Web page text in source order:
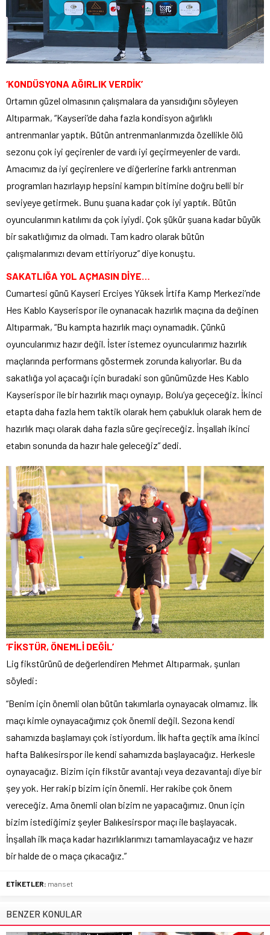
‘KONDÜSYONA AĞIRLIK VERDİK’
Ortamın güzel olmasının çalışmalara da yansıdığını söyleyen
Altıparmak, “Kayseri’de daha fazla kondisyon ağırlıklı
antrenmanlar yaptık. Bütün antrenmanlarımızda özellikle ölü
sezonu çok iyi geçirenler de vardı iyi geçirmeyenler de vardı.
Amacımız da iyi geçirenlere ve diğerlerine farklı antrenman
programları hazırlayıp hepsini kampın bitimine doğru belli bir
seviyeye getirmek. Bunu şuana kadar çok iyi yaptık. Bütün
oyuncularımın katılımı da çok iyiydi. Çok şükür şuana kadar büyük
bir sakatlığımız da olmadı. Tam kadro olarak bütün
çalışmalarımızı devam ettiriyoruz” diye konuştu.
SAKATLIĞA YOL AÇMASIN DİYE…
Cumartesi günü Kayseri Erciyes Yüksek İrtifa Kamp Merkezi’nde
Hes Kablo Kayserispor ile oynanacak hazırlık maçına da değinen
Altıparmak, “Bu kampta hazırlık maçı oynamadık. Çünkü
oyuncularımız hazır değil. İster istemez oyuncularımız hazırlık
maçlarında performans göstermek zorunda kalıyorlar. Bu da
sakatlığa yol açacağı için buradaki son günümüzde Hes Kablo
Kayserispor ile bir hazırlık maçı oynayıp, Bolu’ya geçeceğiz. İkinci
etapta daha fazla hem taktik olarak hem çabukluk olarak hem de
hazırlık maçı olarak daha fazla süre geçireceğiz. İnşallah ikinci
etabın sonunda da hazır hale geleceğiz” dedi.
‘FİKSTÜR, ÖNEMLİ DEĞİL’
Lig fikstürünü de değerlendiren Mehmet Altıparmak, şunları
söyledi:
“Benim için önemli olan bütün takımlarla oynayacak olmamız. İlk
maçı kimle oynayacağımız çok önemli değil. Sezona kendi
sahamızda başlamayı çok istiyordum. İlk hafta geçtik ama ikinci
hafta Balıkesirspor ile kendi sahamızda başlayacağız. Herkesle
oynayacağız. Bizim için fikstür avantajı veya dezavantajı diye bir
şey yok. Her rakip bizim için önemli. Her rakibe çok önem
vereceğiz. Ama önemli olan bizim ne yapacağımız. Onun için
bizim istediğimiz şeyler Balıkesirspor maçı ile başlayacak.
İnşallah ilk maça kadar hazırlıklarımızı tamamlayacağız ve hazır
bir halde de o maça çıkacağız.”
ETİKETLER: manset
BENZER KONULAR